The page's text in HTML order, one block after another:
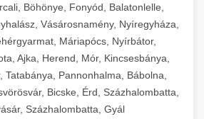
Böhönye, Fonyód, Balatonlelle,
Vásárosnamény, Nyíregyháza,
Máriapócs, Nyírbátor,
Ajka, Herend, Mór, Kincsesbánya,
Tatabánya, Pannonhalma, Bábolna,
Bicske, Érd, Százhalombatta,
Százhalombatta, Gyál